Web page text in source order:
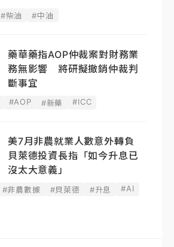
#柴油 #中油
藥華藥指AOP仲裁案對財務業
務無影響 將研擬撤銷仲裁判
斷事宜
#AOP #新藥 #ICC
美7月非農就業人數意外轉負
貝萊德投資長指「如今升息已
沒太大意義」
#非農數據 #貝萊德 #升息 #AI